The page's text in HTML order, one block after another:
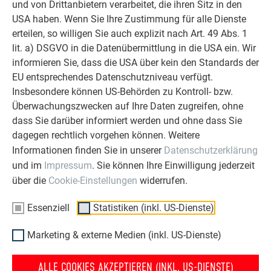
und von Drittanbietern verarbeitet, die ihren Sitz in den
USA haben. Wenn Sie Ihre Zustimmung für alle Dienste
erteilen, so willigen Sie auch explizit nach Art. 49 Abs. 1
lit. a) DSGVO in die Datenübermittlung in die USA ein. Wir
informieren Sie, dass die USA über kein den Standards der
EU entsprechendes Datenschutzniveau verfügt.
Insbesondere können US-Behörden zu Kontroll- bzw.
Überwachungszwecken auf Ihre Daten zugreifen, ohne
dass Sie darüber informiert werden und ohne dass Sie
dagegen rechtlich vorgehen können. Weitere
Informationen finden Sie in unserer Datenschutzerklärung
und im Impressum. Sie können Ihre Einwilligung jederzeit
über die Cookie-Einstellungen widerrufen.
Essenziell Statistiken (inkl. US-Dienste)
Marketing & externe Medien (inkl. US-Dienste)
ALLE COOKIES AKZEPTIEREN (INKL. US-DIENSTE)
WEITERLESEN
PREFA SANIERUNGSGALERIE
OBJEKTE VOR UND NACH DER SANIERUNG